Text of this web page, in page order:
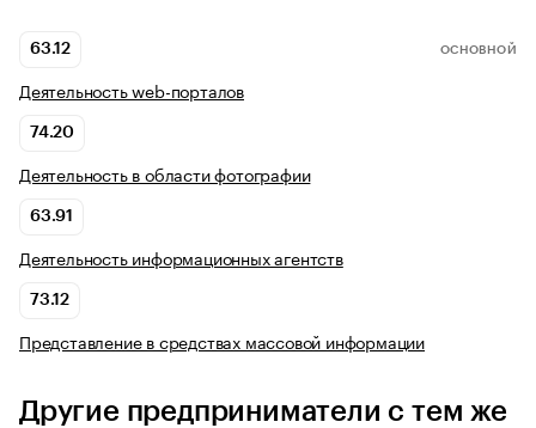
63.12 ОСНОВНОЙ
Деятельность web-порталов
74.20
Деятельность в области фотографии
63.91
Деятельность информационных агентств
73.12
Представление в средствах массовой информации
Другие предприниматели с тем же